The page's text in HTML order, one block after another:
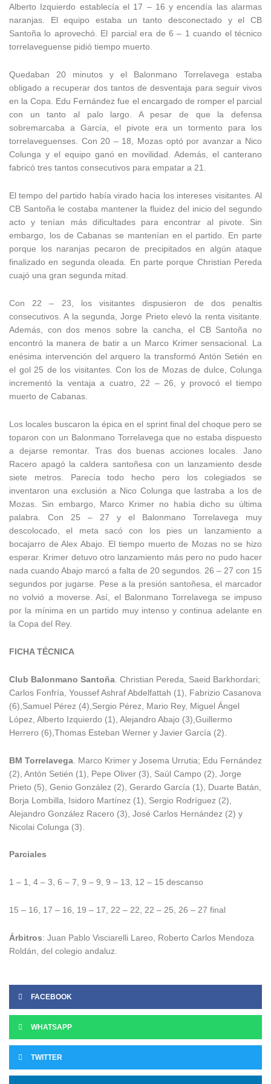
Alberto Izquierdo establecía el 17 – 16 y encendía las alarmas
naranjas. El equipo estaba un tanto desconectado y el CB
Santoña lo aprovechó. El parcial era de 6 – 1 cuando el técnico
torrelaveguense pidió tiempo muerto.
Quedaban 20 minutos y el Balonmano Torrelavega estaba
obligado a recuperar dos tantos de desventaja para seguir vivos
en la Copa. Edu Fernández fue el encargado de romper el parcial
con un tanto al palo largo. A pesar de que la defensa
sobremarcaba a García, el pivote era un tormento para los
torrelaveguenses. Con 20 – 18, Mozas optó por avanzar a Nico
Colunga y el equipo ganó en movilidad. Además, el canterano
fabricó tres tantos consecutivos para empatar a 21.
El tempo del partido había virado hacia los intereses visitantes. Al
CB Santoña le costaba mantener la fluidez del inicio del segundo
acto y tenían más dificultades para encontrar al pivote. Sin
embargo, los de Cabanas se mantenían en el partido. En parte
porque los naranjas pecaron de precipitados en algún ataque
finalizado en segunda oleada. En parte porque Christian Pereda
cuajó una gran segunda mitad.
Con 22 – 23, los visitantes dispusieron de dos penaltis
consecutivos. A la segunda, Jorge Prieto elevó la renta visitante.
Además, con dos menos sobre la cancha, el CB Santoña no
encontró la manera de batir a un Marco Krimer sensacional. La
enésima intervención del arquero la transformó Antón Setién en
el gol 25 de los visitantes. Con los de Mozas de dulce, Colunga
incrementó la ventaja a cuatro, 22 – 26, y provocó el tiempo
muerto de Cabanas.
Los locales buscaron la épica en el sprint final del choque pero se
toparon con un Balonmano Torrelavega que no estaba dispuesto
a dejarse remontar. Tras dos buenas acciones locales. Jano
Racero apagó la caldera santoñesa con un lanzamiento desde
siete metros. Parecía todo hecho pero los colegiados se
inventaron una exclusión a Nico Colunga que lastraba a los de
Mozas. Sin embargo, Marco Krimer no había dicho su última
palabra. Con 25 – 27 y el Balonmano Torrelavega muy
descolocado, el meta sacó con los pies un lanzamiento a
bocajarro de Alex Abajo. El tiempo muerto de Mozas no se hizo
esperar. Krimer detuvo otro lanzamiento más pero no pudo hacer
nada cuando Abajo marcó a falta de 20 segundos. 26 – 27 con 15
segundos por jugarse. Pese a la presión santoñesa, el marcador
no volvió a moverse. Así, el Balonmano Torrelavega se impuso
por la mínima en un partido muy intenso y continua adelante en
la Copa del Rey.
FICHA TÉCNICA
Club Balonmano Santoña . Christian Pereda, Saeid Barkhordari;
Carlos Fonfría, Youssef Ashraf Abdelfattah (1), Fabrizio Casanova
(6),Samuel Pérez (4),Sergio Pérez, Mario Rey, Miguel Ángel
López, Alberto Izquierdo (1), Alejandro Abajo (3),Guillermo
Herrero (6),Thomas Esteban Werner y Javier García (2).
BM Torrelavega . Marco Krimer y Josema Urrutia; Edu Fernández
(2), Antón Setién (1), Pepe Oliver (3), Saúl Campo (2), Jorge
Prieto (5), Genio González (2), Gerardo García (1), Duarte Batán,
Borja Lombilla, Isidoro Martínez (1), Sergio Rodríguez (2),
Alejandro González Racero (3), José Carlos Hernández (2) y
Nicolai Colunga (3).
Parciales
1 – 1, 4 – 3, 6 – 7, 9 – 9, 9 – 13, 12 – 15 descanso
15 – 16, 17 – 16, 19 – 17, 22 – 22, 22 – 25, 26 – 27 final
Árbitros: Juan Pablo Visciarelli Lareo, Roberto Carlos Mendoza
Roldán, del colegio andaluz.
FACEBOOK
WHATSAPP
TWITTER